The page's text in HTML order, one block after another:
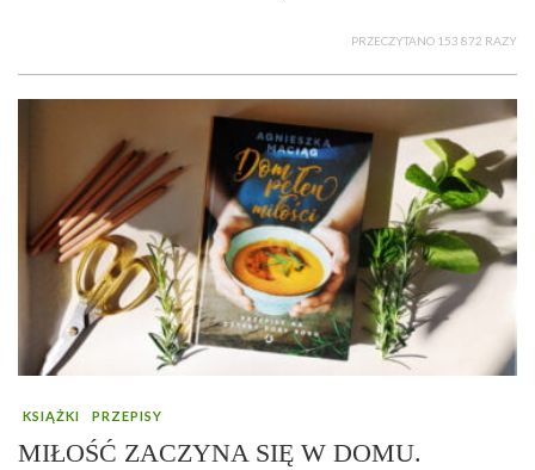
PRZECZYTANO 153 872 RAZY
KSIĄŻKI PRZEPISY
MIŁOŚĆ ZACZYNA SIĘ W DOMU.